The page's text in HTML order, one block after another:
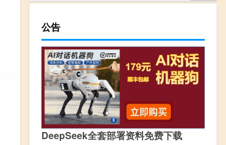
公告
DeepSeek全套部署资料免费下载